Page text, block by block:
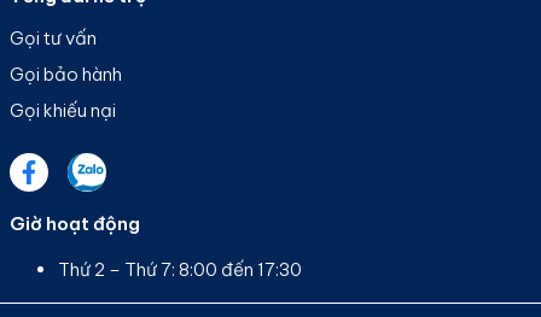
Gọi tư vấn
Gọi bảo hành
Gọi khiếu nại
Giờ hoạt động
Thứ 2 – Thứ 7: 8:00 đến 17:30